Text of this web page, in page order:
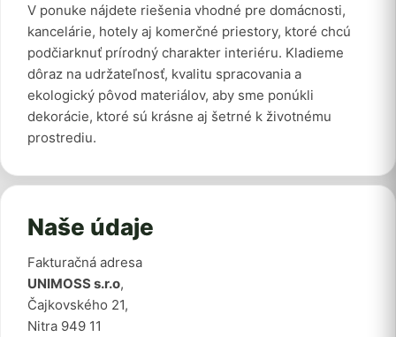
V ponuke nájdete riešenia vhodné pre domácnosti,
kancelárie, hotely aj komerčné priestory, ktoré chcú
podčiarknuť prírodný charakter interiéru. Kladieme
dôraz na udržateľnosť, kvalitu spracovania a
ekologický pôvod materiálov, aby sme ponúkli
dekorácie, ktoré sú krásne aj šetrné k životnému
prostrediu.
Naše údaje
Fakturačná adresa
UNIMOSS s.r.o,
Čajkovského 21,
Nitra 949 11